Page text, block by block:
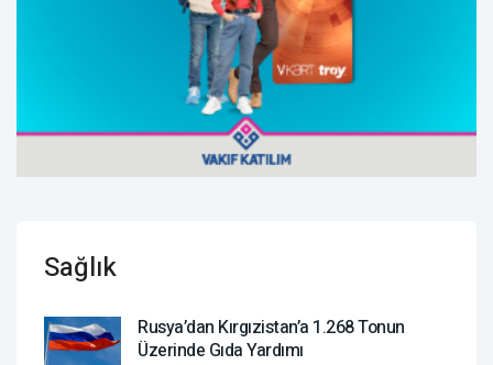
Sağlık
Rusya’dan Kırgızistan’a 1.268 Tonun
Üzerinde Gıda Yardımı